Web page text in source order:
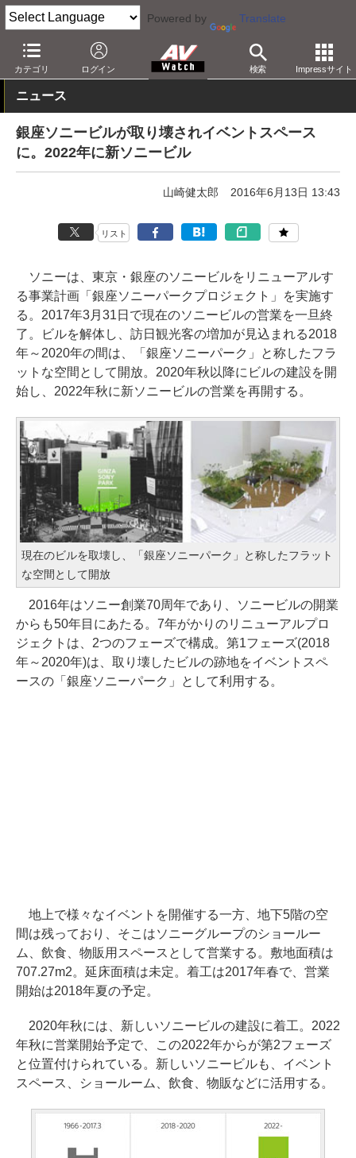
Powered by Translate
カテゴリ ログイン 検索 Impressサイト
AV Watch 動向 業界動向
ニュース
銀座ソニービルが取り壊されイベントスペース
に。2022年に新ソニービル
山崎健太郎 2016年6月13日 13:43
リスト
ソニーは、東京・銀座のソニービルをリニューアルす
る事業計画「銀座ソニーパークプロジェクト」を実施す
る。2017年3月31日で現在のソニービルの営業を一旦終
了。ビルを解体し、訪日観光客の増加が見込まれる2018
年～2020年の間は、「銀座ソニーパーク」と称したフラ
ットな空間として開放。2020年秋以降にビルの建設を開
始し、2022年秋に新ソニービルの営業を再開する。
現在のビルを取壊し、「銀座ソニーパーク」と称したフラット
な空間として開放
2016年はソニー創業70周年であり、ソニービルの開業
からも50年目にあたる。7年がかりのリニューアルプロ
ジェクトは、2つのフェーズで構成。第1フェーズ(2018
年～2020年)は、取り壊したビルの跡地をイベントスペ
ースの「銀座ソニーパーク」として利用する。
地上で様々なイベントを開催する一方、地下5階の空
間は残っており、そこはソニーグループのショールー
ム、飲食、物販用スペースとして営業する。敷地面積は
707.27m2。延床面積は未定。着工は2017年春で、営業
開始は2018年夏の予定。
2020年秋には、新しいソニービルの建設に着工。2022
年秋に営業開始予定で、この2022年からが第2フェーズ
と位置付けられている。新しいソニービルも、イベント
スペース、ショールーム、飲食、物販などに活用する。